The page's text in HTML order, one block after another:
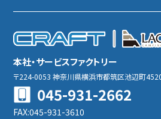
本社・サービスファクトリー
〒224-0053神奈川県横浜市都筑区池辺町
045-931-2662
FAX:045-931-3610